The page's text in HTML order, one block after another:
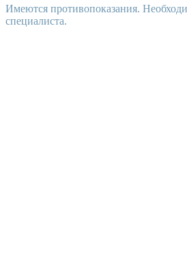
Имеются противопоказания.
специалиста.